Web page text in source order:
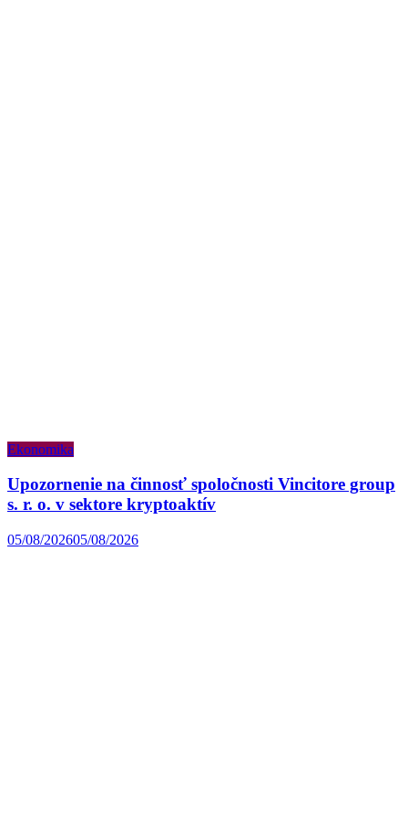
Ekonomika
Upozornenie na činnosť spoločnosti Vincitore group
s. r. o. v sektore kryptoaktív
05/08/202605/08/2026